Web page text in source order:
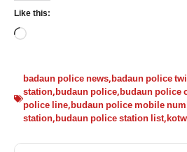
Like this:
Loading…
badaun police news,badaun police
station,budaun police,budaun police
police line,budaun police mobile
station,budaun police station list,